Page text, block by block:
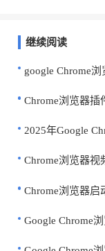
继续阅读
google Chrome
Chrome浏览器插
2025年Google
Chrome浏览器
Chrome浏览器
Google Chrome